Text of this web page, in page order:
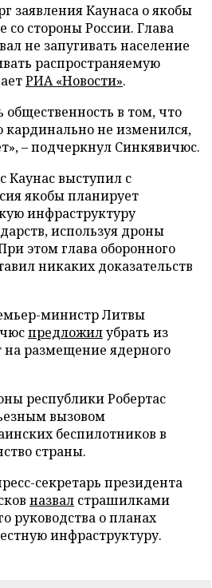
заявления Каунаса о якобы
со стороны России. Глава
не запугивать население
распространяемую
РИА «Новости».
общественность в том, что
кардинально не изменился,
– подчеркнул Синкявичюс.
Каунас выступил с
якобы планирует
инфраструктуру
используя дроны
этом глава оборонного
никаких доказательств
министр Литвы
предложилубрать из
на размещение ядерного
республики Робертас
вызовом
беспилотников в
страны.
секретарь президента
назвал страшилками
руководства о планах
инфраструктуру.